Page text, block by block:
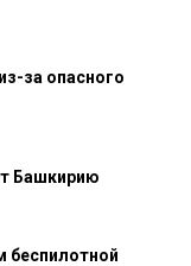
за опасного
Башкирию
беспилотной